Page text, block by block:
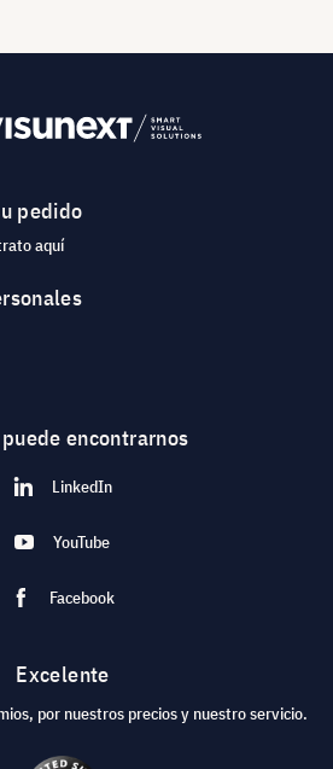
pedido
aquí
encontrarnos
LinkedIn
YouTube
Facebook
Excelente
por nuestros precios y nuestro servicio.